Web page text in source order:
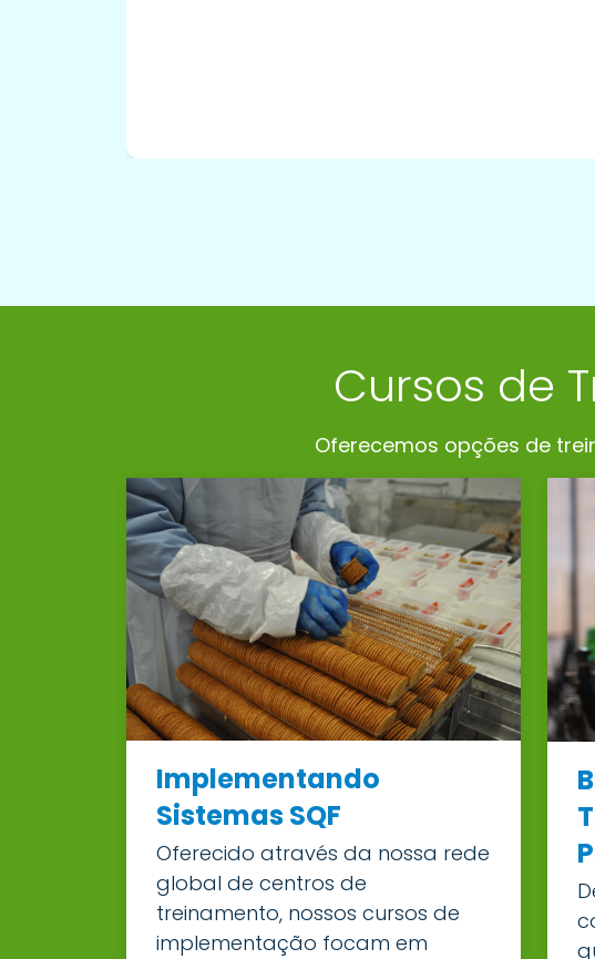
Cursos de
Oferecemos opções de
Implementando
Sistemas SQF
Oferecido através da nossa rede
global de centros de
treinamento, nossos cursos de
implementação focam em